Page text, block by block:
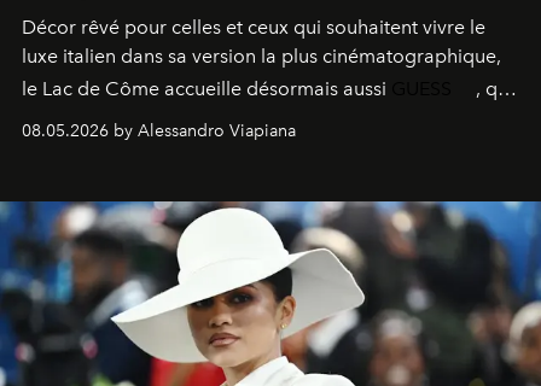
Décor rêvé pour celles et ceux qui souhaitent vivre le
luxe italien dans sa version la plus cinématographique,
le Lac de Côme accueille désormais aussi
, qui
fragrances. L’une des opérations de style les plus
08.05.2026 by Alessandro Viapiana